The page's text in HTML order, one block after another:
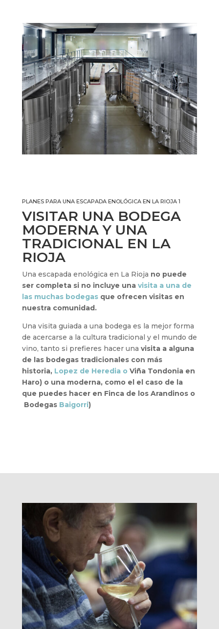
PLANES PARA UNA ESCAPADA ENOLÓGICA EN LA RIOJA 1
VISITAR UNA BODEGA
MODERNA Y UNA
TRADICIONAL EN LA
RIOJA
Una escapada enológica en La Rioja no puede
ser completa si no incluye una visita a una de
las muchas bodegasque ofrecen visitas en
nuestra comunidad.
Una visita guiada a una bodega es la mejor forma
de acercarse a la cultura tradicional y el mundo de
vino, tanto si prefieres hacer una visita a alguna
de las bodegas tradicionales con más
historia, Lopez de Heredia o Viña Tondonia en
Haro) o una moderna, como el el caso de la
que puedes hacer en Finca de los Arandinos o
Bodegas Baigorri)